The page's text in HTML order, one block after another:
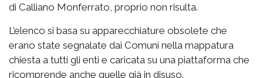
di Calliano Monferrato, proprio non risulta.
L’elenco si basa su apparecchiature obsolete che
erano state segnalate dai Comuni nella mappatura
chiesta a tutti gli enti e caricata su una piattaforma che
ricomprende anche quelle già in disuso.